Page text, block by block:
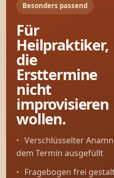
Besonders passend
Für
Heilpraktiker,
die
Ersttermine
nicht
improvisieren
wollen.
Verschlüsselter
dem Termin ausgefüllt
Fragebogen frei